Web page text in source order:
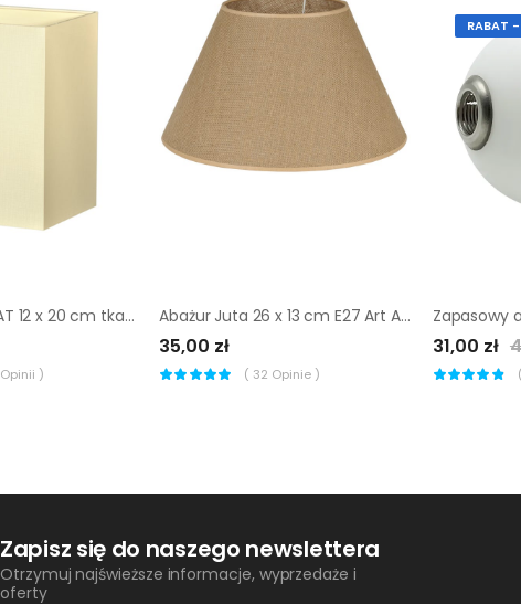
Abażur KWADRAT 12 x 20 cm tkanina kremowy E27
Opinii )
Abażur Juta 26 x 13 cm E27 Art Abażur
35,00 zł
( 32 Opinie )
RABAT
31,00 zł
(
Zapisz się do naszego newslettera
Otrzymuj najświeższe informacje, wyprzedaże i
oferty